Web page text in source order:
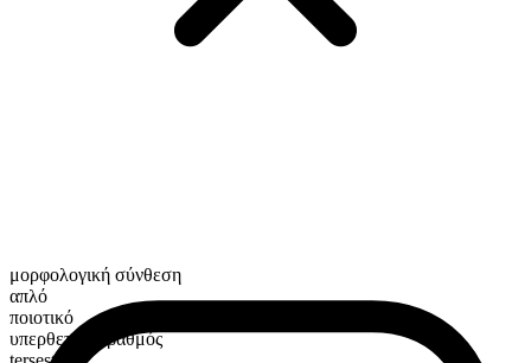
μορφολογική σύνθεση
απλό
ποιοτικό
υπερθετικός βαθμός